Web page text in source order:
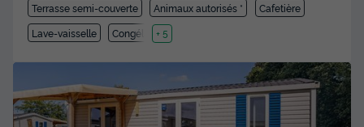
Terrasse semi-couverte Animaux autorisés *
Cafetière
Lave-vaisselle
Congélateur
+ 5